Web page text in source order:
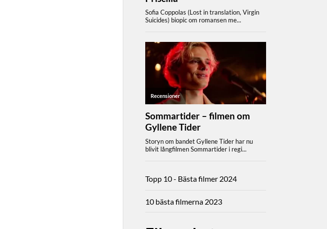
Topp 10 - Bästa filmer 2024
10 bästa filmerna 2023